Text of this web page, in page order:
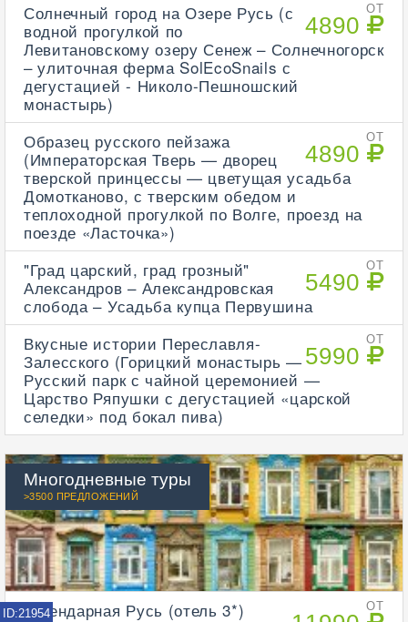
ОТ
4890
Солнечный город на Озере Русь (с
водной прогулкой по
Левитановскому озеру Сенеж – Солнечногорск
– улиточная ферма SolEcoSnails с
дегустацией - Николо-Пешношский
монастырь)
ОТ
4890
Образец русского пейзажа
(Императорская Тверь — дворец
тверской принцессы — цветущая усадьба
Домотканово, с тверским обедом и
теплоходной прогулкой по Волге, проезд на
поезде «Ласточка»)
ОТ
5490
"Град царский, град грозный"
Александров – Александровская
слобода – Усадьба купца Первушина
ОТ
5990
Вкусные истории Переславля-
Залесского (Горицкий монастырь —
Русский парк с чайной церемонией —
Царство Ряпушки с дегустацией «царской
селедки» под бокал пива)
Многодневные туры
>3500 ПРЕДЛОЖЕНИЙ
ОТ
Легендарная Русь (отель 3*)
ID:21954